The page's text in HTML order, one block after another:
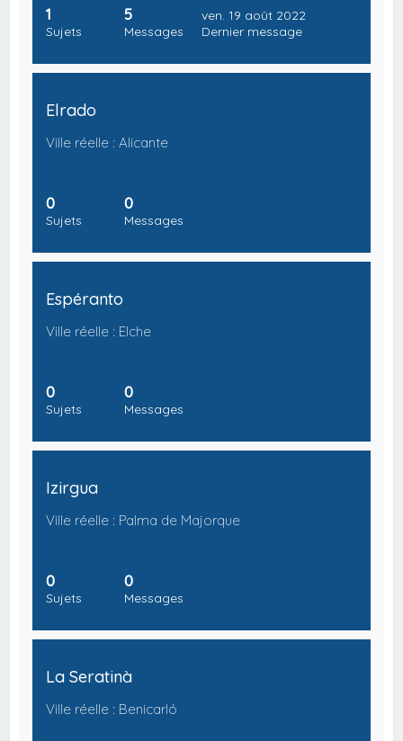
1
Sujets
5
Messages
ven. 19 août 2022
Dernier message
Elrado
Ville réelle : Alicante
0
Sujets
0
Messages
Espéranto
Ville réelle : Elche
0
Sujets
0
Messages
Izirgua
Ville réelle : Palma de Majorque
0
Sujets
0
Messages
La Seratinà
Ville réelle : Benicarló